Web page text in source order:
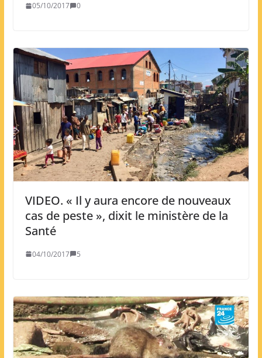
05/10/2017 0
VIDEO. « Il y aura encore de nouveaux
cas de peste », dixit le ministère de la
Santé
04/10/2017 5